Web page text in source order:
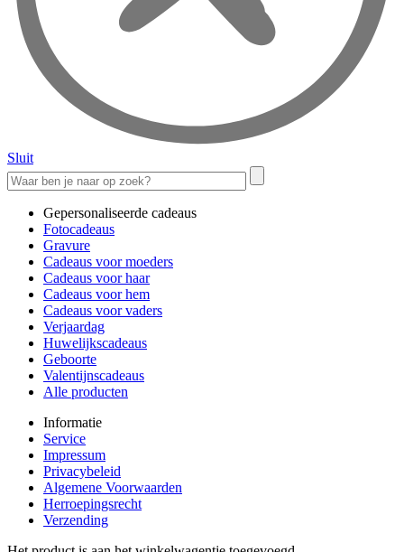
Sluit
Gepersonaliseerde cadeaus
Fotocadeaus
Gravure
Cadeaus voor moeders
Cadeaus voor haar
Cadeaus voor hem
Cadeaus voor vaders
Verjaardag
Huwelijkscadeaus
Geboorte
Valentijnscadeaus
Alle producten
Informatie
Service
Impressum
Privacybeleid
Algemene Voorwaarden
Herroepingsrecht
Verzending